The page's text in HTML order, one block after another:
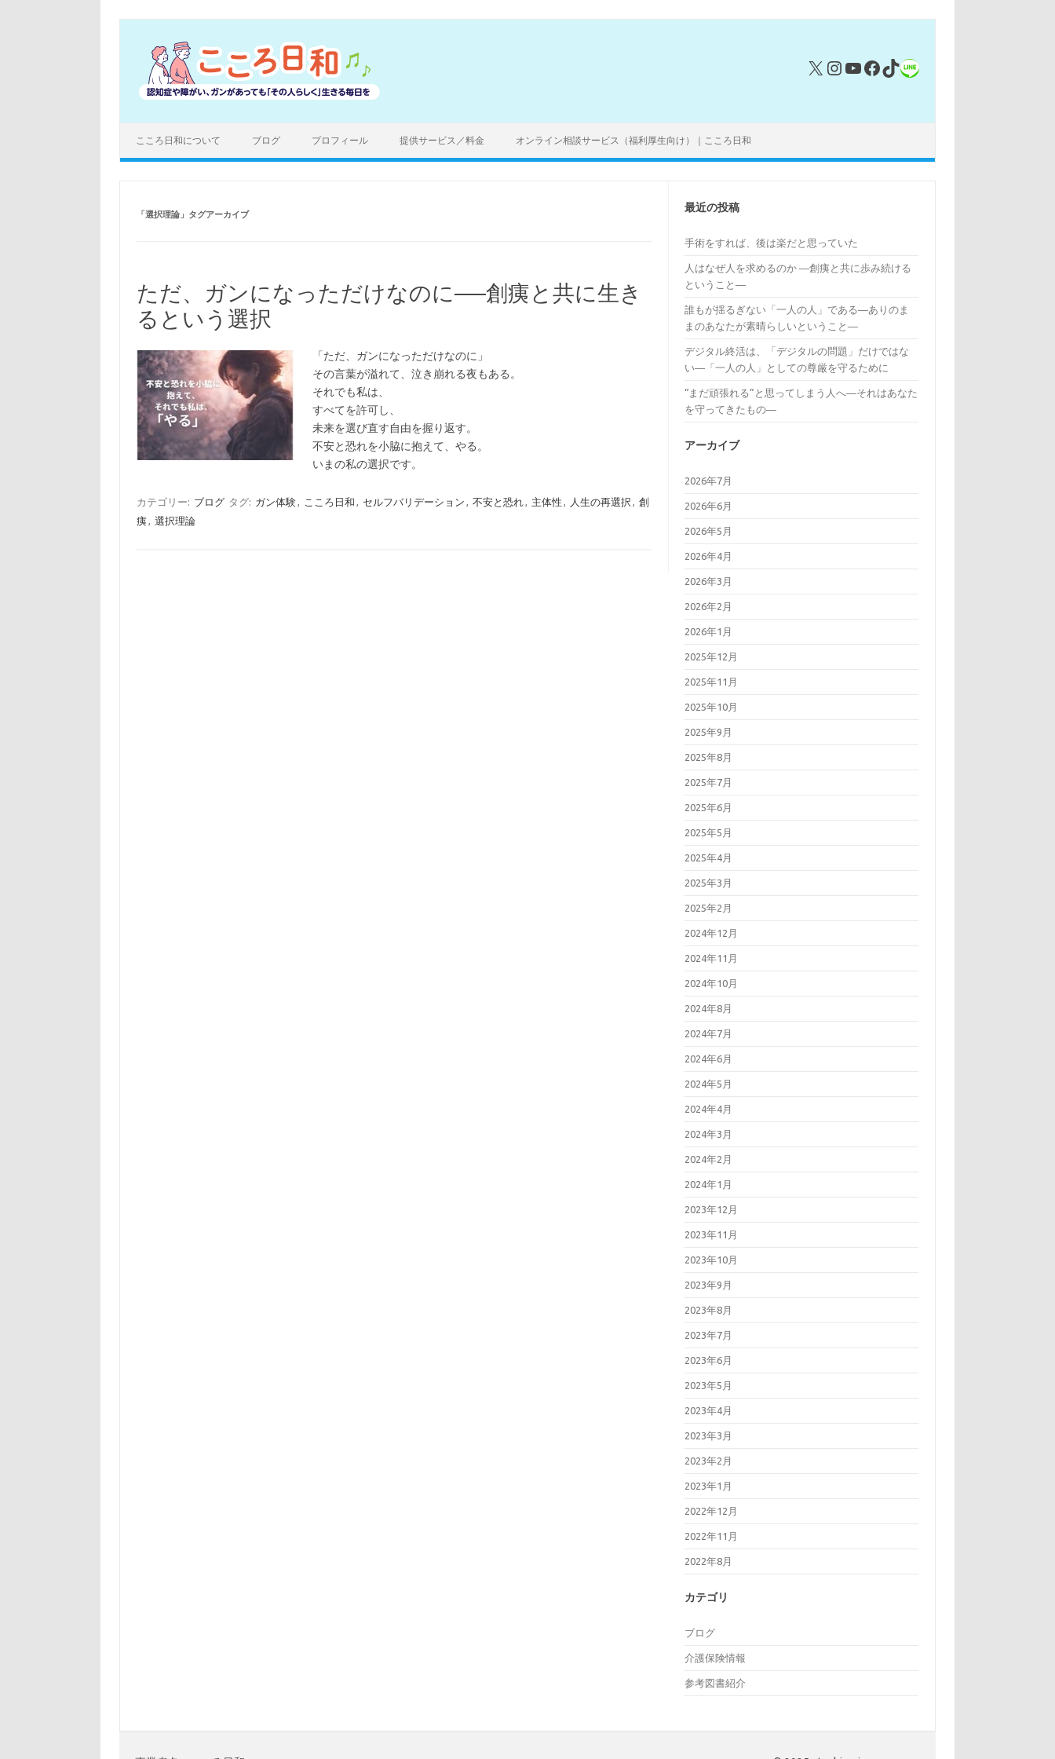
プ
X Instagram
YouTube
Facebook
TikTok
リンク
こころ日和について ブログ プロフィール 提供サービス／料金 オンライン相談サービス（福利厚生向け）｜こころ日和
「選択理論」タグアーカイブ
ただ、ガンになっただけなのに──創痍と共に生き
るという選択
「ただ、ガンになっただけなのに」
その言葉が溢れて、泣き崩れる夜もある。
それでも私は、
すべてを許可し、
未来を選び直す自由を握り返す。
不安と恐れを小脇に抱えて、やる。
いまの私の選択です。
カテゴリー: ブログ タグ: ガン体験, こころ日和 , セルフバリデーション , 不安と恐れ, 主体性 , 人生の再選択 , 創
痍, 選択理論
最近の投稿
手術をすれば、後は楽だと思っていた
人はなぜ人を求めるのか ―創痍と共に歩み続ける
ということ―
誰もが揺るぎない「一人の人」である―ありのま
まのあなたが素晴らしいということ―
デジタル終活は、「デジタルの問題」だけではな
い―「一人の人」としての尊厳を守るために
“まだ頑張れる”と思ってしまう人へ―それはあなた
を守ってきたもの―
アーカイブ
2026年7月
2026年6月
2026年5月
2026年4月
2026年3月
2026年2月
2026年1月
2025年12月
2025年11月
2025年10月
2025年9月
2025年8月
2025年7月
2025年6月
2025年5月
2025年4月
2025年3月
2025年2月
2024年12月
2024年11月
2024年10月
2024年8月
2024年7月
2024年6月
2024年5月
2024年4月
2024年3月
2024年2月
2024年1月
2023年12月
2023年11月
2023年10月
2023年9月
2023年8月
2023年7月
2023年6月
2023年5月
2023年4月
2023年3月
2023年2月
2023年1月
2022年12月
2022年11月
2022年8月
カテゴリ
ブログ
介護保険情報
参考図書紹介